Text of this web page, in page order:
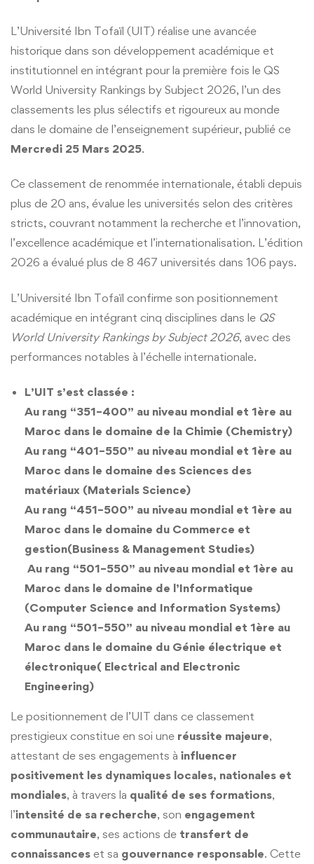
Vice Président Chargé des Affaires Pédagogiques
Secrétaire Général
Conseil de Gestion
Commissions
Développement durable
Appels d’offres
Faculté des Sciences
Faculté d’Economie et de Gestion
Faculté des Sciences Juridiques et Politiques
Ecole Nationale de Commerce et de Gestion
Ecole Nationale des Sciences Appliquées
Ecole Supérieure de Technologie
Ecole Nationale Supérieure de Chimie
Ecole Supérieure d’Education et de Formation
Institut des Métiers de Sport
Centre d’Innovation Pédagogique et Numèrique
Centre de Langues
Centre de Vie Etudiant
Centre de Capacitation des Étudiants
Centre d’Appui à la Publication Scientifique
Centre d’intelligence artificielle et programmation – Code 212
Formation Continue
RECHERCHE-INNOVATION
Pôle Des Études Doctorales
Structures de Recherche
Projets de Recherche
Actualités Scientifiques
Valorisation de la recherche et transfert de technologie
Politique de la propriété intellectuelle
Distinctions
COOPÉRATION
Coopération Nationale
Coopération Internationale
ESPACE ÉTUDIANT
AMO-ETUDIANT
Centre Medico-Social
Logement
Restauration
Transport
ACCÈS RAPIDES
Formation initiale
Formation continue
Bibliothèque
Bourses
Recrutements
Appels d’offres
L’Université Ibn Tofaïl (UIT) réalise une avancée
historique dans son développement académique et
institutionnel en intégrant pour la première fois le QS
World University Rankings by Subject 2026, l’un des
classements les plus sélectifs et rigoureux au monde
dans le domaine de l’enseignement supérieur, publié ce
Mercredi 25 Mars 2025.
Ce classement de renommée internationale, établi depuis
plus de 20 ans, évalue les universités selon des critères
stricts, couvrant notamment la recherche et l’innovation,
l’excellence académique et l’internationalisation. L’édition
2026 a évalué plus de 8 467 universités dans 106 pays.
L’Université Ibn Tofaïl confirme son positionnement
académique en intégrant cinq disciplines dans le QS
World University Rankings by Subject 2026, avec des
performances notables à l’échelle internationale.
L’UIT s’est classée :
Au rang “351–400” au niveau mondial et 1ère au
Maroc dans le domaine de la Chimie (Chemistry)
Au rang “401–550” au niveau mondial et 1ère au
Maroc dans le domaine des Sciences des
matériaux (Materials Science)
Au rang “451–500” au niveau mondial et 1ère au
Maroc dans le domaine du Commerce et
gestion(Business & Management Studies)
Au rang “501–550” au niveau mondial et 1ère au
Maroc dans le domaine de l’Informatique
(Computer Science and Information Systems)
Au rang “501–550” au niveau mondial et 1ère au
Maroc dans le domaine du Génie électrique et
électronique( Electrical and Electronic
Engineering)
Le positionnement de l’UIT dans ce classement
prestigieux constitue en soi une réussite majeure,
attestant de ses engagements à influencer
positivement les dynamiques locales, nationales et
mondiales, à travers la qualité de ses formations,
l’intensité de sa recherche, son engagement
communautaire, ses actions de transfert de
connaissances et sa gouvernance responsable. Cette